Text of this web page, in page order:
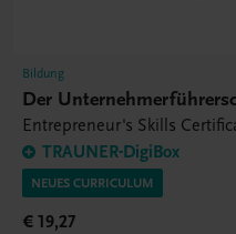
Bildung
Der
Entrepreneur's Skills
TRAUNER-DigiBox
NEUES CURRICULUM
€ 19,27